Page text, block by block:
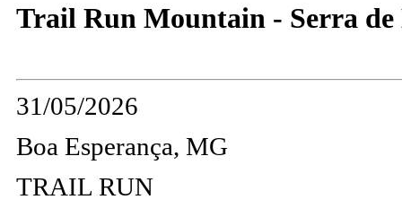
Trail Run Mountain - Serra de
31/05/2026
Boa Esperança, MG
TRAIL RUN